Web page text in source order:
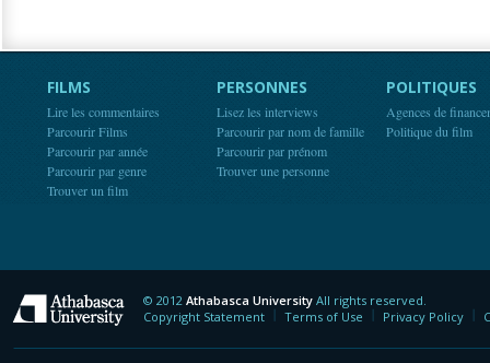
FILMS
Lire les commentaires
Parcourir Films
Parcourir par année
Parcourir par genre
Trouver un film
PERSONNES
Lisez les interviews
Parcourir par nom de famille
Parcourir par prénom
Trouver une personne
POLITIQUES
Agences de
Politique du film
Athabasca University
© 2012 Athabasca University All rights reserved.
Copyright Statement
Terms of Use Privacy Policy